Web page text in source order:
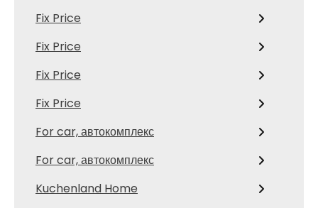
Fix Price
Fix Price
Fix Price
Fix Price
For car, автокомплекс
For car, автокомплекс
Kuchenland Home